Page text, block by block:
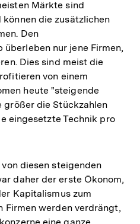
Märkte sind
die zusätzlichen
Den
nur jene Firmen,
Dies sind meist die
von einem
heute "steigende
größer die Stückzahlen
eingesetzte Technik pro
diesen steigenden
daher der erste Ökonom,
Kapitalismus zum
Firmen werden verdrängt,
eine ganze